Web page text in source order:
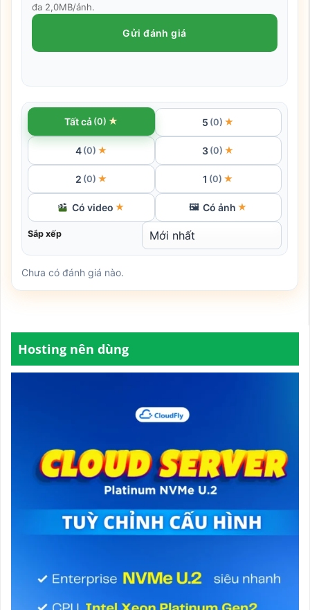
đa 2,0MB/ảnh.
Gửi đánh giá
Tất cả (0) ★ 5 (0) ★
4 (0) ★ 3 (0) ★
2 (0) ★ 1 (0) ★
Có video ★ 🖼 Có ảnh ★
Sắp xếp
Chưa có đánh giá nào.
Hosting nên dùng